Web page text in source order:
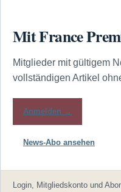
Mit France
Mitglieder mit gültigem
vollständigen Artikel
Anmelden →
News-Abo ansehen
Login, Mitgliedskonto und